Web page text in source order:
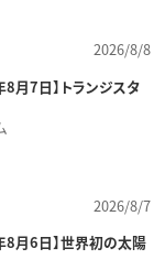
2026/8/8
8月7日】トランジスタ
2026/8/7
8月6日】世界初の太陽